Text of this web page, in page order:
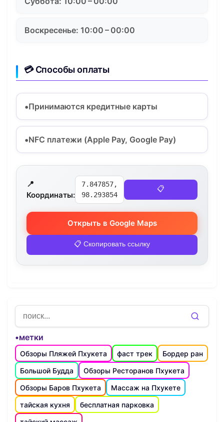
Воскресенье: 10:00 – 00:00
💳 Способы оплаты
Принимаются кредитные карты
NFC платежи (Apple Pay, Google Pay)
📍
Координаты:
7.847857,
98.293854
📋
Открыть в Google Maps
📋 Скопировать ссылку
•метки
Обзоры Пляжей Пхукета фаст трек
Бордер ран
Большой Будда
Обзоры Ресторанов Пхукета
Обзоры Баров Пхукета
Массаж на Пхукете
тайская кухня
бесплатная парковка